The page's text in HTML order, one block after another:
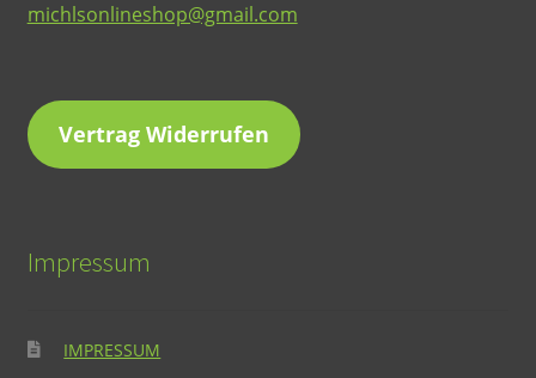
michlsonlineshop@gmail.com
Vertrag Widerrufen
Impressum
IMPRESSUM